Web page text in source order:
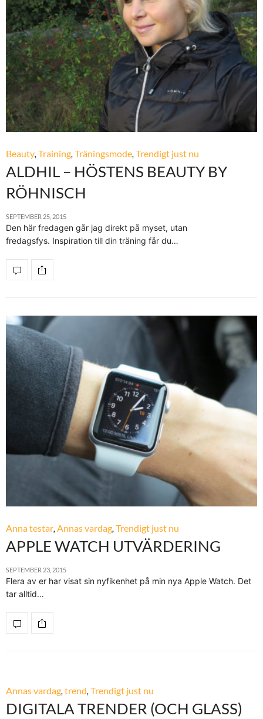
Beauty,Training,Träningsmode,Trendigt just nu
ALDHIL – HÖSTENS BEAUTY BY
RÖHNISCH
SEPTEMBER 25, 2015
Den här fredagen går jag direkt på myset, utan
fredagsfys. Inspiration till din träning får du…
Anna testar,Annas vardag,Trendigt just nu
APPLE WATCH UTVÄRDERING
SEPTEMBER 23, 2015
Flera av er har visat sin nyfikenhet på min nya Apple Watch. Det
tar alltid…
Annas vardag,trend,Trendigt just nu
DIGITALA TRENDER (OCH GLASS)